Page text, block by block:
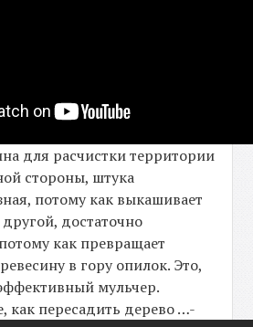
для расчистки территории
стороны, штука
потому как выкашивает
достаточно
как превращает
в гору опилок. Это,
мульчер.
как пересадить дерево …-